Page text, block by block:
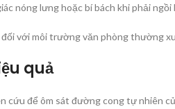
nóng lưng hoặc bí bách khi phải
với môi trường văn phòng thường
quả
cứu để ôm sát đường cong tự nhiên